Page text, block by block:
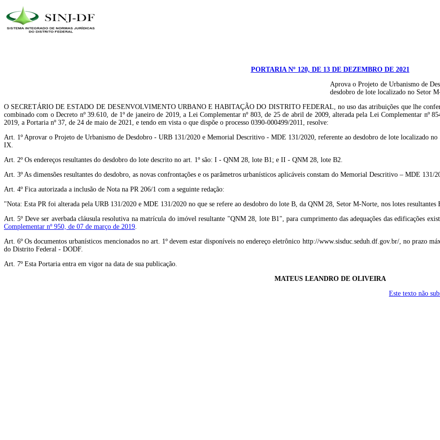
PORTARIA Nº 120, DE 13 DE DEZEMBRO DE 2021
Aprova o Projeto de Urbanismo de
desdobro de lote localizado no Setor
O SECRETÁRIO DE ESTADO DE DESENVOLVIMENTO URBANO E HABITAÇÃO DO DISTRITO FEDERAL, no uso das atribuições que lhe
combinado com o Decreto nº 39.610, de 1º de janeiro de 2019, a Lei Complementar nº 803, de 25 de abril de 2009, alterada pela Lei Complementar nº
2019, a Portaria nº 37, de 24 de maio de 2021, e tendo em vista o que dispõe o processo 0390-000499/2011, resolve:
Art. 1º Aprovar o Projeto de Urbanismo de Desdobro - URB 131/2020 e Memorial Descritivo - MDE 131/2020, referente ao desdobro de lote localizado
IX.
Art. 2º Os endereços resultantes do desdobro do lote descrito no art. 1º são: I - QNM 28, lote B1; e II - QNM 28, lote B2.
Art. 3º As dimensões resultantes do desdobro, as novas confrontações e os parâmetros urbanísticos aplicáveis constam do Memorial Descritivo – MDE 131/
Art. 4º Fica autorizada a inclusão de Nota na PR 206/1 com a seguinte redação:
"Nota: Esta PR foi alterada pela URB 131/2020 e MDE 131/2020 no que se refere ao desdobro do lote B, da QNM 28, Setor M-Norte, nos lotes
Art. 5º Deve ser averbada cláusula resolutiva na matrícula do imóvel resultante "QNM 28, lote B1", para cumprimento das adequações das edificações
Complementar nº 950, de 07 de março de 2019.
Art. 6º Os documentos urbanísticos mencionados no art. 1º devem estar disponíveis no endereço eletrônico http://www.sisduc.seduh.df.gov.br/, no prazo
do Distrito Federal - DODF.
Art. 7º Esta Portaria entra em vigor na data de sua publicação.
MATEUS LEANDRO DE OLIVEIRA
Este texto não